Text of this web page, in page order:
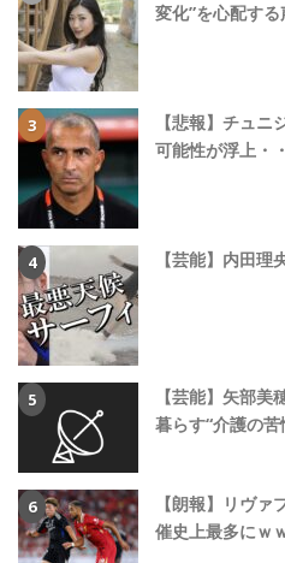
変化”を心配する
【悲報】チュ
可能性が浮上・
【芸能】内田理
【芸能】矢部美
暮らす“介護の苦
【朗報】リヴ
催史上最多にｗ